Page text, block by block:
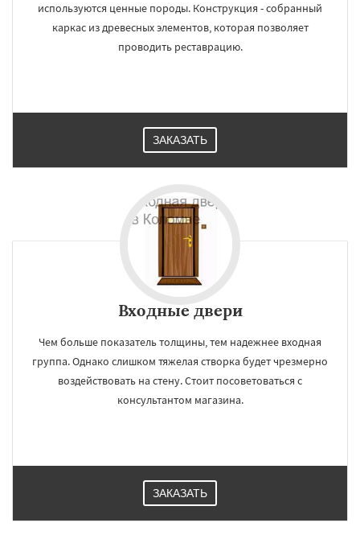
используются ценные породы. Конструкция - собранный
каркас из древесных элементов, которая позволяет
проводить реставрацию.
ЗАКАЗАТЬ
Входные двери
Чем больше показатель толщины, тем надежнее входная
группа. Однако слишком тяжелая створка будет чрезмерно
воздействовать на стену. Стоит посоветоваться с
консультантом магазина.
ЗАКАЗАТЬ